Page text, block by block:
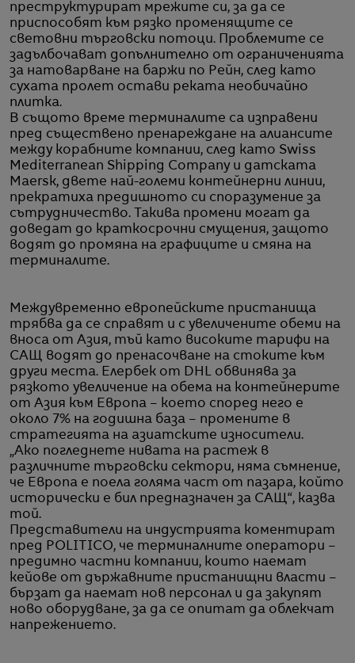
преструктурират мрежите си, за да се
приспособят към рязко променящите се
световни търговски потоци. Проблемите се
задълбочават допълнително от ограниченията
за натоварване на баржи по Рейн, след като
сухата пролет остави реката необичайно
плитка.
В същото време терминалите са изправени
пред съществено пренареждане на алиансите
между корабните компании, след като Swiss
Mediterranean Shipping Company и датската
Maersk, двете най-големи контейнерни линии,
прекратиха предишното си споразумение за
сътрудничество. Такива промени могат да
доведат до краткосрочни смущения, защото
водят до промяна на графиците и смяна на
терминалите.
Междувременно европейските пристанища
трябва да се справят и с увеличените обеми на
вноса от Азия, тъй като високите тарифи на
САЩ водят до пренасочване на стоките към
други места. Елербек от DHL обвинява за
рязкото увеличение на обема на контейнерите
от Азия към Европа – което според него е
около 7% на годишна база – промените в
стратегията на азиатските износители.
„Ако погледнете нивата на растеж в
различните търговски сектори, няма съмнение,
че Европа е поела голяма част от пазара, който
исторически е бил предназначен за САЩ“, казва
той.
Представители на индустрията коментират
пред POLITICO, че терминалните оператори –
предимно частни компании, които наемат
кейове от държавните пристанищни власти –
бързат да наемат нов персонал и да закупят
ново оборудване, за да се опитат да облекчат
напрежението.